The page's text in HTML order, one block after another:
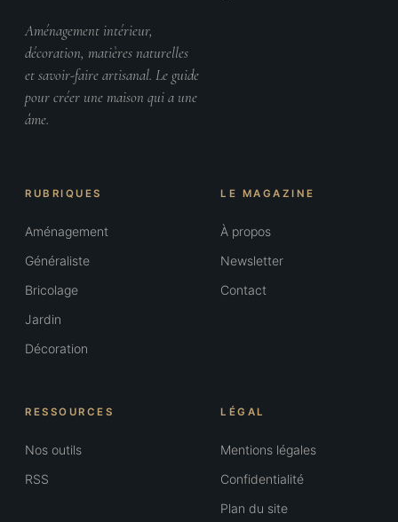
Aménagement intérieur,
décoration, matières naturelles
et savoir-faire artisanal. Le guide
pour créer une maison qui a une
âme.
RUBRIQUES
Aménagement
Généraliste
Bricolage
Jardin
Décoration
LE MAGAZINE
À propos
Newsletter
Contact
RESSOURCES
Nos outils
RSS
LÉGAL
Mentions légales
Confidentialité
Plan du site